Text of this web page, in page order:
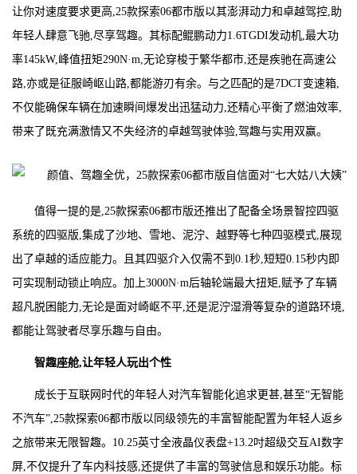
让你对速度要求更高,25款探索06都市版以其澎湃动力和卓越驾控,助
年轻人肆意飞驰,尽享驾趣。其标配鲲鹏动力1.6TGDI发动机,最大功
率145kW,峰值扭矩290N·m,无论穿梭于繁华都市,还是疾驰在高速公
路,亦或是征服崎岖山路,都能游刃有余。与之匹配的是7DCT变速箱,
不仅能确保车辆在加速瞬间爆发出迅猛动力,还精心平衡了燃油效率,
带来了既充满激情又不失经济的卓越驾驶体验,驾趣与实用双赢。
值得一提的是,25款探索06都市版还推出了配备全场景智控四驱
系统的四驱版,集成了沙地、雪地、泥泞、越野等七种四驱模式,展现
出了卓越的适应能力。且其四驱介入仅需不到0.1秒,短短0.15秒内即
可实现制动锁止响应。加上3000N·m后轴轮端最大扭矩,赋予了车辆
超凡脱困能力,无论是面对崎岖不平,还是泥泞湿滑等复杂的道路环境,
都能让驾驶者尽享乐趣与自由。
智趣座舱,让年轻人玩出个性
成长于互联网时代的年轻人对汽车智能化追求更甚,甚至“无智能
不汽车”,25款探索06都市版以同级领先的丰富智能配置为年轻人返乡
之旅带来无限智趣。10.25英寸全液晶仪表盘+13.2吋超级交互AI数字
屏,不仅提升了车内科技感,还提供了丰富的驾驶信息和娱乐功能。标